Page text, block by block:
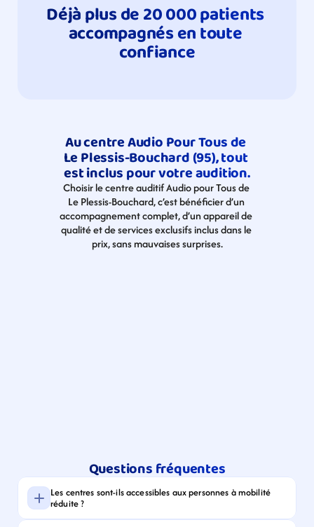
Déjà plus de 20 000 patients
accompagnés en toute
confiance
Au centre Audio Pour Tous de
Le Plessis-Bouchard (95), tout
est inclus pour votre audition.
Choisir le centre auditif Audio pour Tous de
Le Plessis-Bouchard, c’est bénéficier d’un
accompagnement complet, d’un appareil de
qualité et de services exclusifs inclus dans le
prix, sans mauvaises surprises.
Questions fréquentes
Les centres sont-ils accessibles aux personnes à mobilité
réduite ?